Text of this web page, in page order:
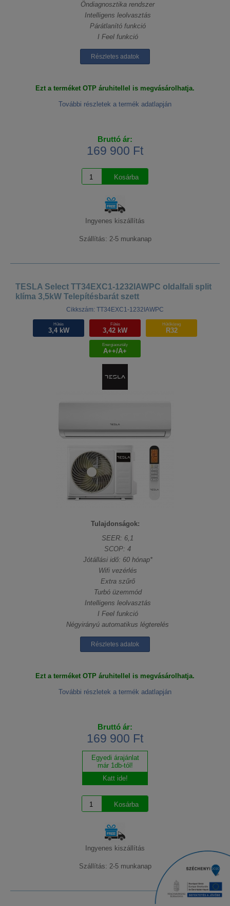
Öndiagnosztika rendszer
Intelligens leolvasztás
Párátlanító funkció
I Feel funkció
Részletes adatok
Ezt a terméket OTP áruhitellel is megvásárolhatja.
További részletek a termék adatlapján
Bruttó ár:
169 900 Ft
Ingyenes kiszállítás
Szállítás: 2-5 munkanap
TESLA Select TT34EXC1-1232IAWPC oldalfali split
klíma 3,5kW Telepítésbarát szett
Cikkszám: TT34EXC1-1232IAWPC
Hűtés
3,4 kW
Fűtés
3,42 kW
Hűtőközeg
R32
Energiaosztály
A++/A+
Tulajdonságok:
SEER: 6,1
SCOP: 4
Jótállási idő: 60 hónap*
Wifi vezérlés
Extra szűrő
Turbó üzemmód
Intelligens leolvasztás
I Feel funkció
Négyirányú automatikus légterelés
Részletes adatok
Ezt a terméket OTP áruhitellel is megvásárolhatja.
További részletek a termék adatlapján
Bruttó ár:
169 900 Ft
Egyedi árajánlat
már 1db-tól!
Katt ide!
Ingyenes kiszállítás
Szállítás: 2-5 munkanap